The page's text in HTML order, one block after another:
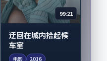
99:21
迂回在城内拾起候
车室
电影 2016